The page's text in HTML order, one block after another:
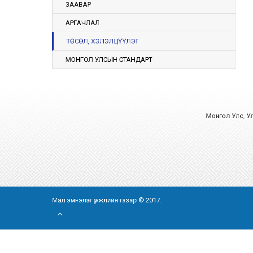
ЗААВАР
АРГАЧЛАЛ
ТӨСӨЛ, ХЭЛЭЛЦҮҮЛЭГ
МОНГОЛ УЛСЫН СТАНДАРТ
Монгол Улс,
Мал эмнэлэг үржлийн газар © 2017.